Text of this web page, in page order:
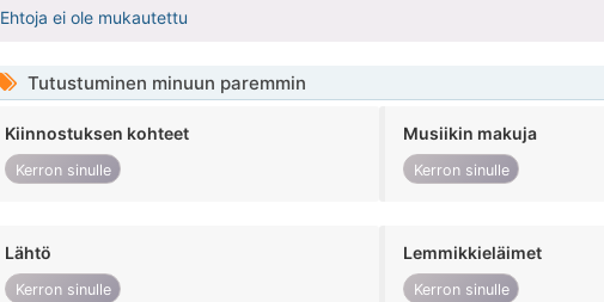
Ehtoja ei ole mukautettu
Tutustuminen minuun paremmin
Kiinnostuksen kohteet
Kerron sinulle
Musiikin makuja
Kerron sinulle
Lähtö
Kerron sinulle
Lemmikkieläimet
Kerron sinulle